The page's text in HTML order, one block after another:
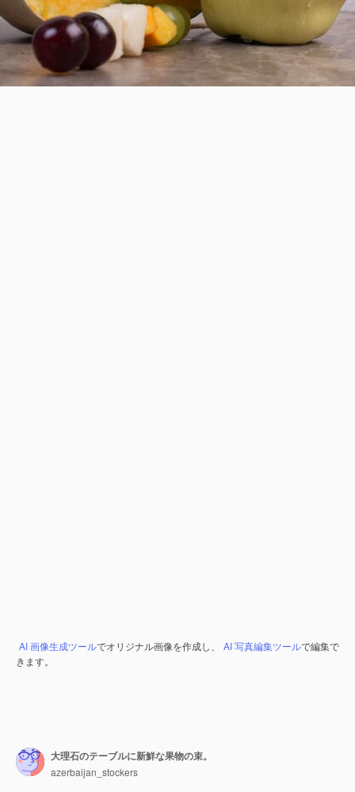
AI 画像生成ツールでオリジナル画像を作成し、 AI 写真編集ツールで編集で
きます。
大理石のテーブルに新鮮な果物の束。
azerbaijan_stockers